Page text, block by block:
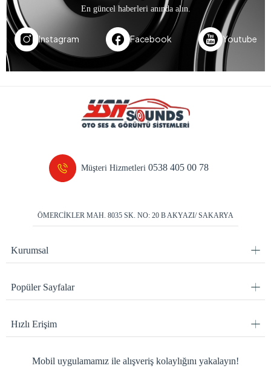
En güncel haberleri anında alın.
Instagram Facebook Youtube
Müşteri Hizmetleri0538 405 00 78
ÖMERCİKLER MAH. 8035 SK. NO: 20 B AKYAZI/ SAKARYA
Kurumsal
Popüler Sayfalar
Hızlı Erişim
Mobil uygulamamız ile alışveriş kolaylığını yakalayın!